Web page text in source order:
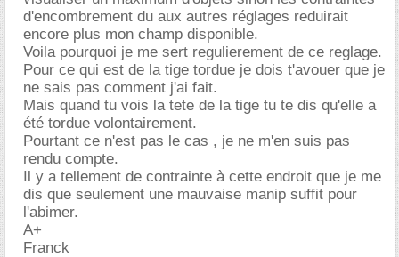
d'encombrement du aux autres réglages reduirait
encore plus mon champ disponible.
Voila pourquoi je me sert regulierement de ce reglage.
Pour ce qui est de la tige tordue je dois t'avouer que je
ne sais pas comment j'ai fait.
Mais quand tu vois la tete de la tige tu te dis qu'elle a
été tordue volontairement.
Pourtant ce n'est pas le cas , je ne m'en suis pas
rendu compte.
Il y a tellement de contrainte à cette endroit que je me
dis que seulement une mauvaise manip suffit pour
l'abimer.
A+
Franck